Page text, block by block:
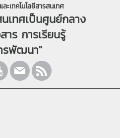
ะเทคโนโลยีสารสนเทศ
นเทศเป็นศูนย์กลาง
าร การเรียนรู้
รพัฒนา"